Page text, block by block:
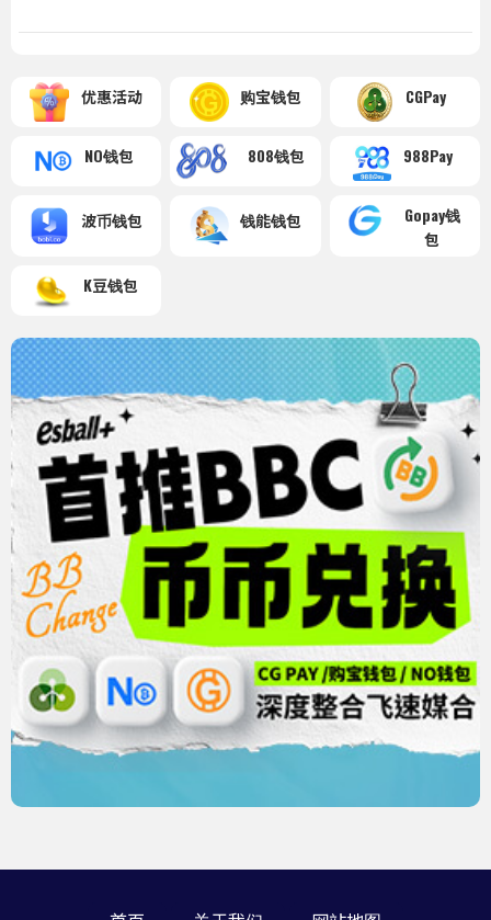
优惠活动 购宝钱包 CGPay
NO钱包 808钱包 988Pay
波币钱包 钱能钱包
Gopay钱
包
K豆钱包